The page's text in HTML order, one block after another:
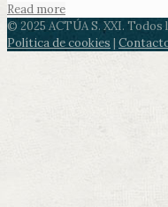
Read more
© 2025 ACTÚA S. XXI.
Política de cookies |